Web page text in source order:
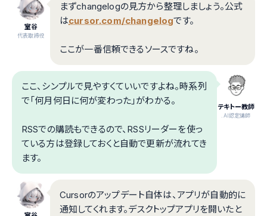
室谷
代表取締役
まずchangelogの見方から整理しましょう。公式
はcursor.com/changelogです。
ここが一番信頼できるソースですね。
テキトー教師
.AI認定講師
ここ、シンプルで見やすくていいですよね。時系列
で「何月何日に何が変わった」がわかる。
RSSでの購読もできるので、RSSリーダーを使っ
ている方は登録しておくと自動で更新が流れてき
ます。
Cursorのアップデート自体は、アプリが自動的に
通知してくれます。デスクトップアプリを開いたと